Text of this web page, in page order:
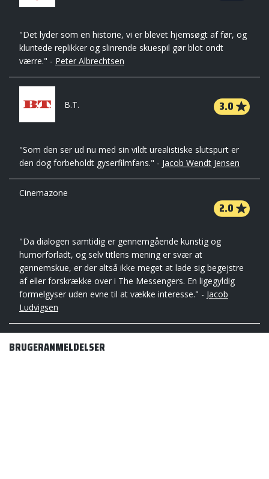
"Det lyder som en historie, vi er blevet hjemsøgt af før, og
kluntede replikker og slinrende skuespil gør blot ondt
værre." - Peter Albrechtsen
B.T. 3.0
"Som den ser ud nu med sin vildt urealistiske slutspurt er
den dog forbeholdt gyserfilmfans." - Jacob Wendt Jensen
Cinemazone
2.0
"Da dialogen samtidig er gennemgående kunstig og
humorforladt, og selv titlens mening er svær at
gennemskue, er der altså ikke meget at lade sig begejstre
af eller forskrække over i The Messengers. En ligegyldig
formelgyser uden evne til at vække interesse." - Jacob
Ludvigsen
BRUGERANMELDELSER